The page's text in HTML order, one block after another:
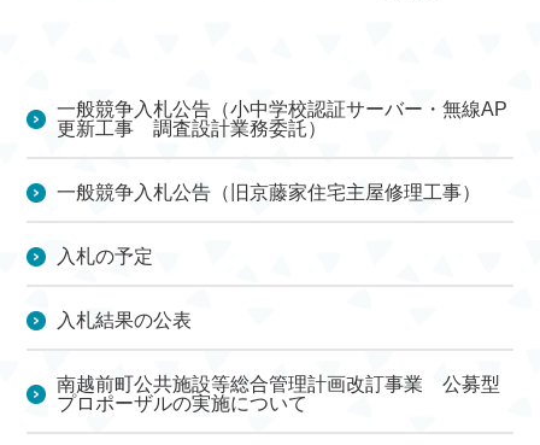
一般競争入札公告（小中学校認証サーバー・無線AP
更新工事 調査設計業務委託）
一般競争入札公告（旧京藤家住宅主屋修理工事）
入札の予定
入札結果の公表
南越前町公共施設等総合管理計画改訂事業 公募型
プロポーザルの実施について